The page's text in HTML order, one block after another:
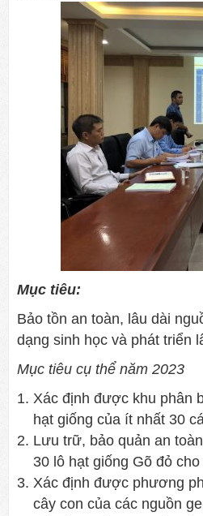
Mục tiêu:
Bảo tồn an toàn, lâu dài
dạng sinh học và phát triển
Mục tiêu cụ thể năm 2023
Xác định được khu phân
hạt giống của ít nhất 30
Lưu trữ, bảo quản an
30 lô hạt giống Gõ đỏ
Xác định được phương
cây con của các nguồn